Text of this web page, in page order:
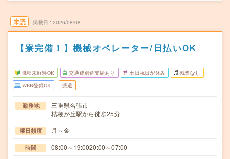
未読 掲載日 2026/08/08
【寮完備！】機械オペレーター/日払いOK
職種未経験OK 交通費別途支給あり 土日祝日が休み 残業なし
WEB登録OK 派遣
勤務地
三重県名張市
桔梗が丘駅から徒歩25分
曜日頻度 月～金
時間 08:00～19:0020:00～07:00